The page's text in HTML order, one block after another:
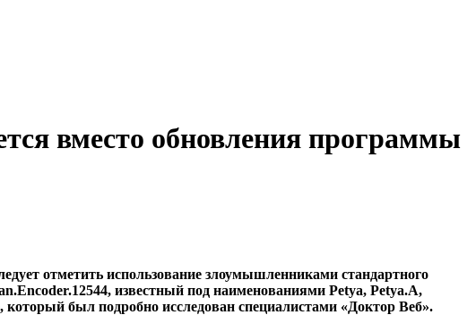
вместо обновления программы
отметить использование злоумышленниками стандартного
известный под наименованиями Petya, Petya.A,
был подробно исследован специалистами «Доктор Веб».